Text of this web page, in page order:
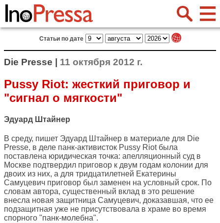
Статьи по дате
Die Presse | 11 октября 2012 г.
Pussy Riot: жесткий приговор и
"сигнал о мягкости"
Эдуард Штайнер
В среду, пишет Эдуард Штайнер в материале для Die
Presse, в деле панк-активисток Pussy Riot была
поставлена юридическая точка: апелляционный суд в
Москве подтвердил приговор к двум годам колонии для
двоих из них, а для тридцатилетней Екатерины
Самуцевич приговор был заменен на условный срок. По
словам автора, существенный вклад в это решение
внесла новая защитница Самуцевич, доказавшая, что ее
подзащитная уже не присутствовала в храме во время
спорного "панк-молебна".